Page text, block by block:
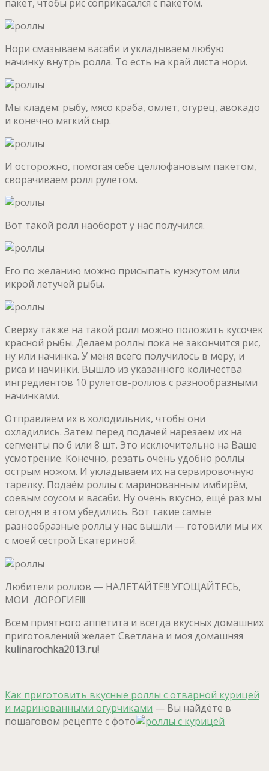
пакет, чтобы рис соприкасался с пакетом.
Нори смазываем васаби и укладываем любую
начинку внутрь ролла. То есть на край листа нори.
Мы кладём: рыбу, мясо краба, омлет, огурец, авокадо
и конечно мягкий сыр.
И осторожно, помогая себе целлофановым пакетом,
сворачиваем ролл рулетом.
Вот такой ролл наоборот у нас получился.
Его по желанию можно присыпать кунжутом или
икрой летучей рыбы.
Сверху также на такой ролл можно положить кусочек
красной рыбы. Делаем роллы пока не закончится рис,
ну или начинка. У меня всего получилось в меру, и
риса и начинки. Вышло из указанного количества
ингредиентов 10 рулетов-роллов с разнообразными
начинками.
Отправляем их в холодильник, чтобы они
охладились. Затем перед подачей нарезаем их на
сегменты по 6 или 8 шт. Это исключительно на Ваше
усмотрение. Конечно, резать очень удобно роллы
острым ножом. И укладываем их на сервировочную
тарелку. Подаём роллы с маринованным имбирём,
соевым соусом и васаби. Ну очень вкусно, ещё раз мы
сегодня в этом убедились. Вот такие самые
разнообразные роллы у нас вышли — готовили мы их
с моей сестрой Екатериной.
Любители роллов — НАЛЕТАЙТЕ!!! УГОЩАЙТЕСЬ,
МОИ ДОРОГИЕ!!!
Всем приятного аппетита и всегда вкусных домашних
приготовлений желает Светлана и моя домашняя
kulinarochka2013.ru!
Как приготовить вкусные роллы с отварной курицей
и маринованными огурчиками — Вы найдёте в
пошаговом рецепте с фото